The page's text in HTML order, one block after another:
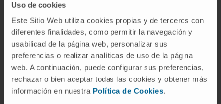
Uso de cookies
Este Sitio Web utiliza cookies propias y de terceros con
diferentes finalidades, como permitir la navegación y
usabilidad de la página web, personalizar sus
preferencias o realizar analíticas de uso de la página
web. A continuación, puede configurar sus preferencias,
rechazar o bien aceptar todas las cookies y obtener más
información en nuestra Política de Cookies.
dificultades de cognición social observadas
en el trastorno del espectro autista.
Preguntas frecuentes
¿Por qué se la llama «el centro del
miedo»?